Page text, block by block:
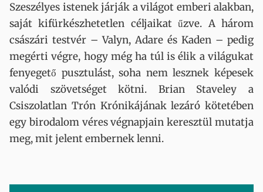
Szeszélyes istenek járják a világot emberi alakban,
saját kifürkészhetetlen céljaikat űzve. A három
császári testvér – Valyn, Adare és Kaden – pedig
megérti végre, hogy még ha túl is élik a világukat
fenyegető pusztulást, soha nem lesznek képesek
valódi szövetséget kötni. Brian Staveley a
Csiszolatlan Trón Krónikájának lezáró kötetében
egy birodalom véres végnapjain keresztül mutatja
meg, mit jelent embernek lenni.